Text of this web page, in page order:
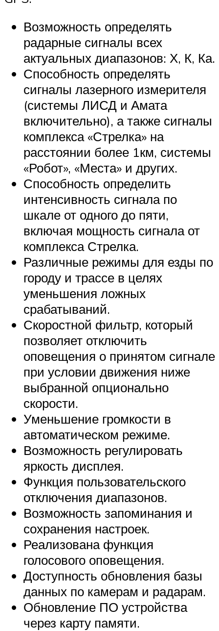
Возможность определять
радарные сигналы всех
актуальных диапазонов: Х, К, Ка.
Способность определять
сигналы лазерного измерителя
(системы ЛИСД и Амата
включительно), а также сигналы
комплекса «Стрелка» на
расстоянии более 1км, системы
«Робот», «Места» и других.
Способность определить
интенсивность сигнала по
шкале от одного до пяти,
включая мощность сигнала от
комплекса Стрелка.
Различные режимы для езды по
городу и трассе в целях
уменьшения ложных
срабатываний.
Скоростной фильтр, который
позволяет отключить
оповещения о принятом сигнале
при условии движения ниже
выбранной опционально
скорости.
Уменьшение громкости в
автоматическом режиме.
Возможность регулировать
яркость дисплея.
Функция пользовательского
отключения диапазонов.
Возможность запоминания и
сохранения настроек.
Реализована функция
голосового оповещения.
Доступность обновления базы
данных по камерам и радарам.
Обновление ПО устройства
через карту памяти.